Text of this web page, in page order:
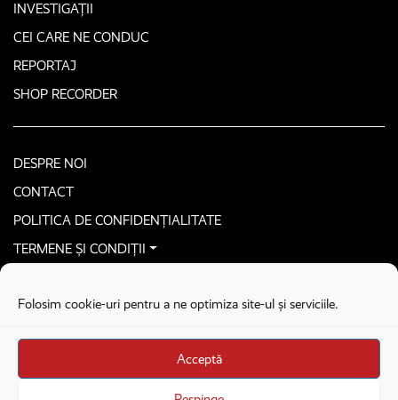
Folosim cookie-uri pentru a ne optimiza site-ul și serviciile.
Acceptă
INVESTIGAȚII
CEI CARE NE CONDUC
REPORTAJ
SHOP RECORDER
DESPRE NOI
CONTACT
POLITICA DE CONFIDENȚIALITATE
TERMENE ȘI CONDIȚII
Stega creative
Brandul Recorder e operat de Asociația Recorder Community, sub licența SC